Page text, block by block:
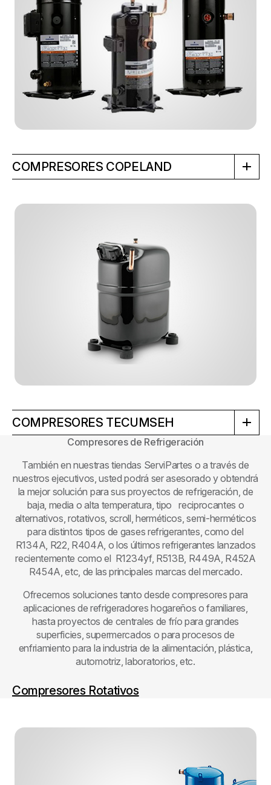
COMPRESORES COPELAND
COMPRESORES TECUMSEH
Compresores de Refrigeración
También en nuestras tiendas ServiPartes o a través de
nuestros ejecutivos, usted podrá ser asesorado y obtendrá
la mejor solución para sus proyectos de refrigeración, de
baja, media o alta temperatura, tipo reciprocantes o
alternativos, rotativos, scroll, herméticos, semi-herméticos
para distintos tipos de gases refrigerantes, como del
R134A, R22, R404A, o los últimos refrigerantes lanzados
recientemente como el R1234yf, R513B, R449A, R452A
R454A, etc, de las principales marcas del mercado.
Ofrecemos soluciones tanto desde compresores para
aplicaciones de refrigeradores hogareños o familiares,
hasta proyectos de centrales de frío para grandes
superficies, supermercados o para procesos de
enfriamiento para la industria de la alimentación, plástica,
automotriz, laboratorios, etc.
Compresores Rotativos